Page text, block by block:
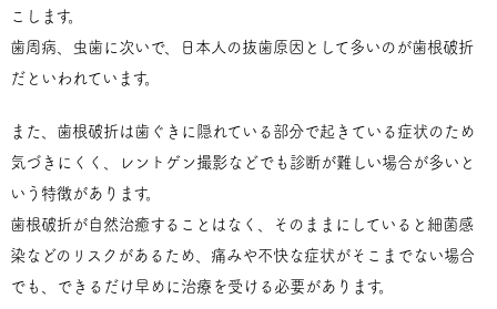
こします。
歯周病、虫歯に次いで、日本人の抜歯原因として多いのが歯根破折
だといわれています。
また、歯根破折は歯ぐきに隠れている部分で起きている症状のため
気づきにくく、レントゲン撮影などでも診断が難しい場合が多いと
いう特徴があります。
歯根破折が自然治癒することはなく、そのままにしていると細菌感
染などのリスクがあるため、痛みや不快な症状がそこまでない場合
でも、できるだけ早めに治療を受ける必要があります。